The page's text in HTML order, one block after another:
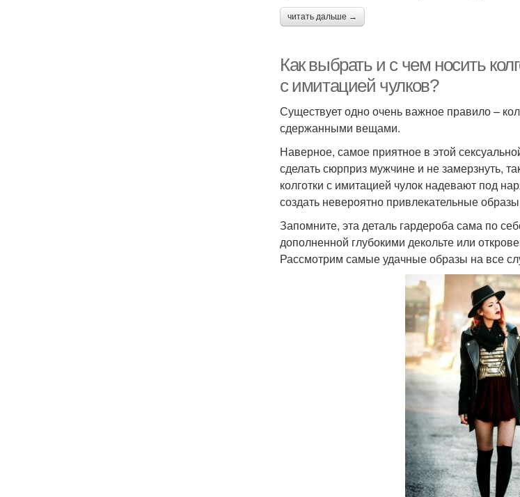
читать дальше →
Как выбрать и с чем носить
с имитацией чулков?
Существует одно очень важное правило –
сдержанными вещами.
Наверное, самое приятное в этой
сделать сюрприз мужчине и не замерзнуть,
колготки с имитацией чулок надевают под
создать невероятно привлекательные
Запомните, эта деталь гардероба сама по
дополненной глубокими декольте или
Рассмотрим самые удачные образы на все